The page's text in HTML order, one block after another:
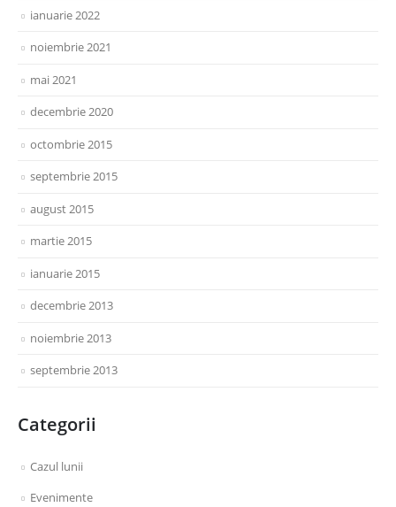
ianuarie 2022
noiembrie 2021
mai 2021
decembrie 2020
octombrie 2015
septembrie 2015
august 2015
martie 2015
ianuarie 2015
decembrie 2013
noiembrie 2013
septembrie 2013
Categorii
Cazul lunii
Evenimente